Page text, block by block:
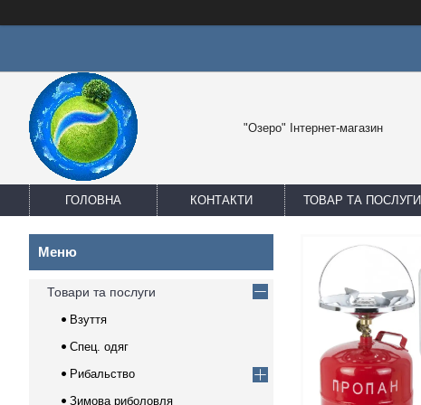
"Озеро" Інтернет-магазин
ГОЛОВНА КОНТАКТИ ТОВАР ТА ПОСЛУГИ
Товари та послуги
Взуття
Спец. одяг
Рибальство
Зимова риболовля